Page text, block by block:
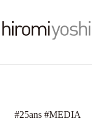
#25ans #MEDIA